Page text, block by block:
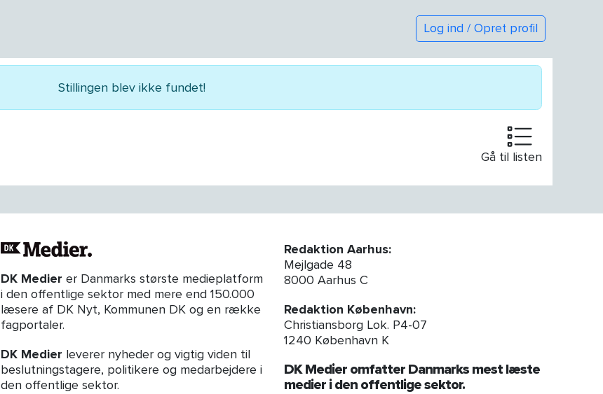
Log ind / Opret profil
Stillingen blev ikke fundet!
Gå til listen
DK Medier er Danmarks største medieplatform
i den offentlige sektor med mere end 150.000
læsere af DK Nyt, Kommunen DK og en række
fagportaler.
DK Medier leverer nyheder og vigtig viden til
beslutningstagere, politikere og medarbejdere i
den offentlige sektor.
Redaktion Aarhus:
Mejlgade 48
8000 Aarhus C
Redaktion København:
Christiansborg Lok. P4-07
1240 København K
DK Medier omfatter Danmarks mest læste
medier i den offentlige sektor.